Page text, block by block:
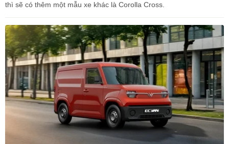
thì sẽ có thêm một mẫu xe khác là Corolla Cross.